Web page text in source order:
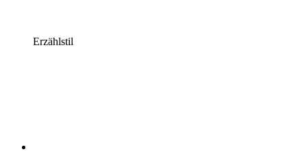
Erzählstil